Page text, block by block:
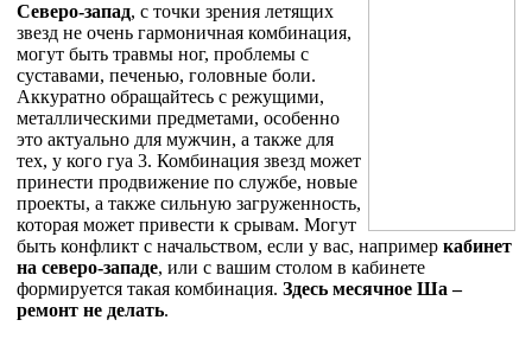
Северо-запад, с точки зрения летящих
звезд не очень гармоничная комбинация,
могут быть травмы ног, проблемы с
суставами, печенью, головные боли.
Аккуратно обращайтесь с режущими,
металлическими предметами, особенно
это актуально для мужчин, а также для
тех, у кого гуа 3. Комбинация звезд может
принести продвижение по службе, новые
проекты, а также сильную загруженность,
которая может привести к срывам. Могут
быть конфликт с начальством, если у вас, например кабинет
на северо-западе, или с вашим столом в кабинете
формируется такая комбинация. Здесь месячное Ша –
ремонт не делать.